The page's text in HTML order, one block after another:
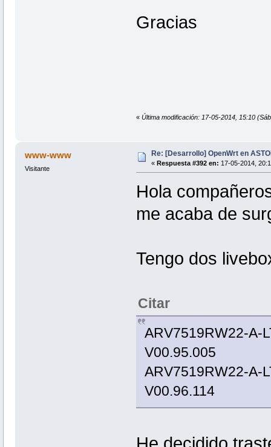
Gracias
« Última modificación: 17-05-2014, 15:10
www-www
Visitante
Re: [Desarrollo] OpenWrt en
« Respuesta #392 en: 17-05-2014,
Hola
me acaba de
Tengo dos
Citar
ARV7519RW22-
V00.95.005
ARV7519RW22-A-
V00.96.114